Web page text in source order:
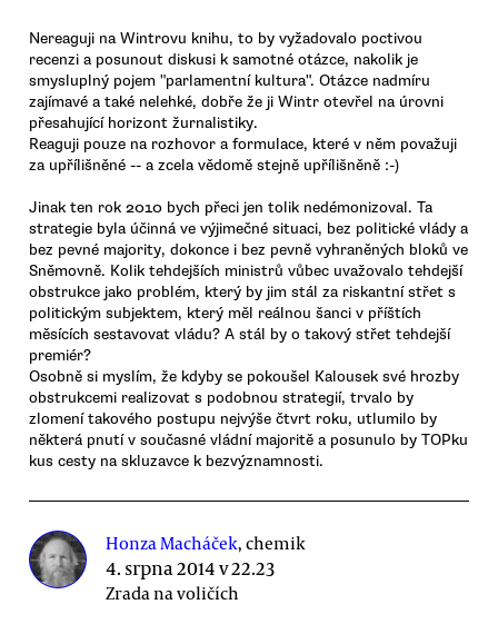
Nereaguji na Wintrovu knihu, to by vyžadovalo poctivou
recenzi a posunout diskusi k samotné otázce, nakolik je
smysluplný pojem "parlamentní kultura". Otázce nadmíru
zajímavé a také nelehké, dobře že ji Wintr otevřel na úrovni
přesahující horizont žurnalistiky.
Reaguji pouze na rozhovor a formulace, které v něm považuji
za upřílišněné -- a zcela vědomě stejně upřílišněně :-)
Jinak ten rok 2010 bych přeci jen tolik nedémonizoval. Ta
strategie byla účinná ve výjimečné situaci, bez politické vlády a
bez pevné majority, dokonce i bez pevně vyhraněných bloků ve
Sněmovně. Kolik tehdejších ministrů vůbec uvažovalo tehdejší
obstrukce jako problém, který by jim stál za riskantní střet s
politickým subjektem, který měl reálnou šanci v příštích
měsících sestavovat vládu? A stál by o takový střet tehdejší
premiér?
Osobně si myslím, že kdyby se pokoušel Kalousek své hrozby
obstrukcemi realizovat s podobnou strategií, trvalo by
zlomení takového postupu nejvýše čtvrt roku, utlumilo by
některá pnutí v současné vládní majoritě a posunulo by TOPku
kus cesty na skluzavce k bezvýznamnosti.
Honza Macháček, chemik
4. srpna 2014 v 22.23
Zrada na voličích